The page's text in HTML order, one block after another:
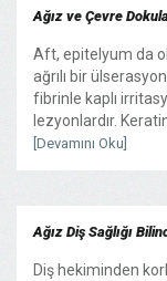
Ağız ve Çevre
Aft, epitelyum da
ağrılı bir
fibrinle kaplı
lezyonlardır.
[Devamını Oku]
Ağız Diş Sağlığı
Diş hekiminden